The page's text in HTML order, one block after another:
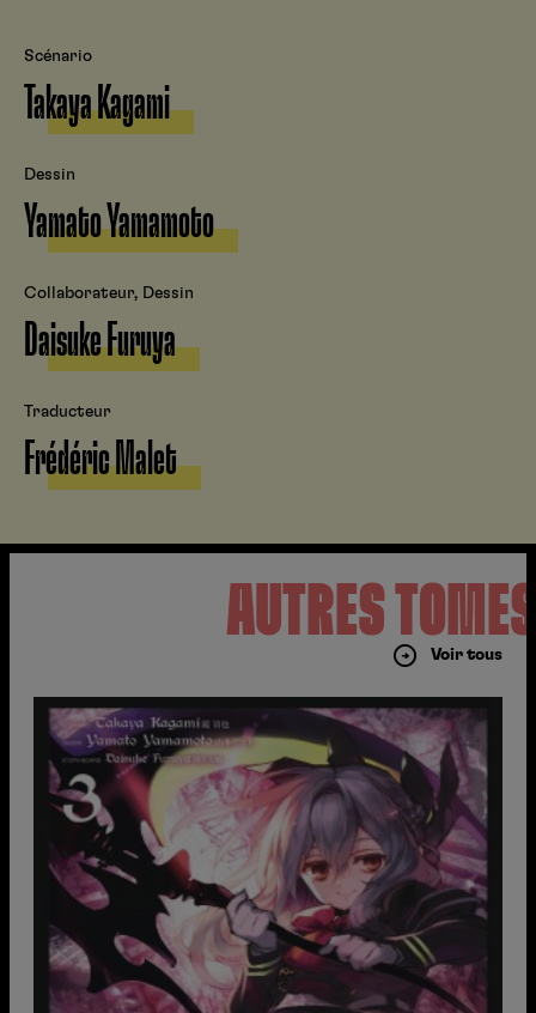
Scénario
Takaya Kagami
Dessin
Yamato Yamamoto
Collaborateur, Dessin
Daisuke Furuya
Traducteur
Frédéric Malet
AUTRES
Voir tous